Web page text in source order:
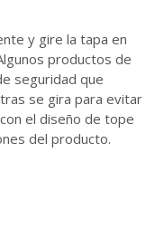
y gire la tapa en
productos de
seguridad que
se gira para evitar
el diseño de tope
del producto.